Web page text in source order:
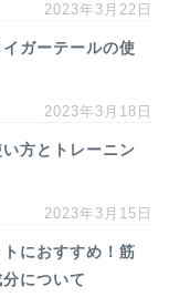
2023年3月22日
ガーテールの使
2023年3月18日
方とトレーニン
2023年3月15日
におすすめ！筋
について